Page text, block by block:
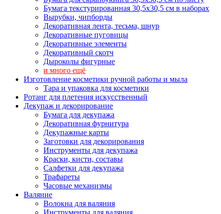
Бумага текстурированная 30,5х30,5 см в наборах
Вырубки, чипборды
Декоративная лента, тесьма, шнур
Декоративные пуговицы
Декоративные элементы
Декоративный скотч
Дыроколы фигурные
и много ещё
Изготовление косметики ручной работы и мыла
Тара и упаковка для косметики
Ротанг для плетения искусственный
Декупаж и декорирование
Бумага для декупажа
Декоративная фурнитура
Декупажные карты
Заготовки для декорирования
Инструменты для декупажа
Краски, кисти, составы
Салфетки для декупажа
Трафареты
Часовые механизмы
Валяние
Волокна для валяния
Инструменты для валяния